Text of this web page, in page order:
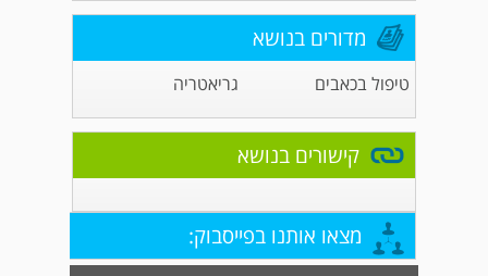
מדורים בנושא
טיפול בכאבים גריאטריה
קישורים בנושא
מצאו אותנו בפייסבוק: